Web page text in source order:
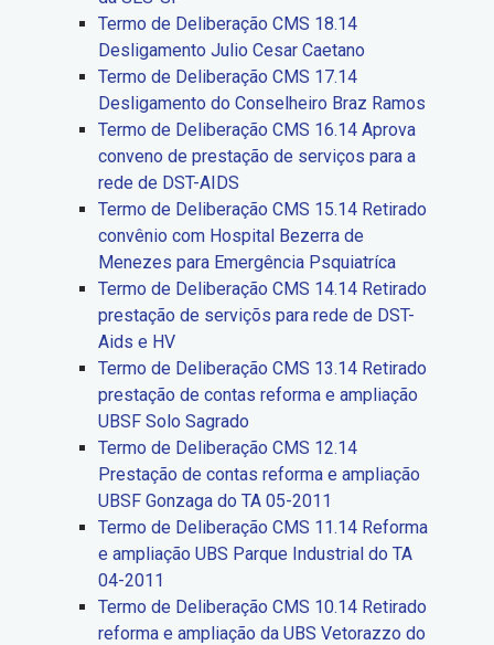
Termo de Deliberação CMS 18.14
Desligamento Julio Cesar Caetano
Termo de Deliberação CMS 17.14
Desligamento do Conselheiro Braz Ramos
Termo de Deliberação CMS 16.14 Aprova
conveno de prestação de serviços para a
rede de DST-AIDS
Termo de Deliberação CMS 15.14 Retirado
convênio com Hospital Bezerra de
Menezes para Emergência Psquiatríca
Termo de Deliberação CMS 14.14 Retirado
prestação de serviçõs para rede de DST-
Aids e HV
Termo de Deliberação CMS 13.14 Retirado
prestação de contas reforma e ampliação
UBSF Solo Sagrado
Termo de Deliberação CMS 12.14
Prestação de contas reforma e ampliação
UBSF Gonzaga do TA 05-2011
Termo de Deliberação CMS 11.14 Reforma
e ampliação UBS Parque Industrial do TA
04-2011
Termo de Deliberação CMS 10.14 Retirado
reforma e ampliação da UBS Vetorazzo do